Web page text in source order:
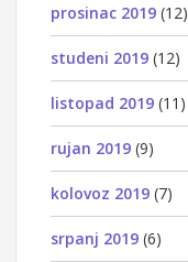
prosinac 2019 (12)
studeni 2019 (12)
listopad 2019 (11)
rujan 2019 (9)
kolovoz 2019 (7)
srpanj 2019 (6)